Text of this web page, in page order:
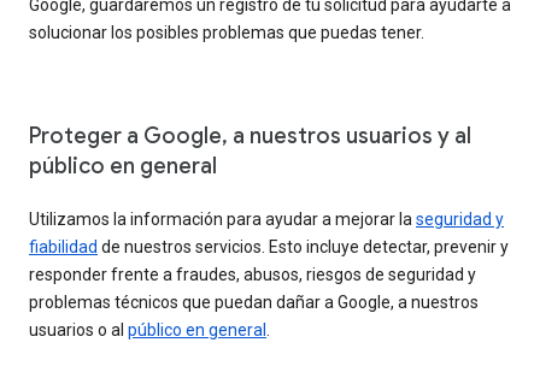
Google, guardaremos un registro de tu solicitud para ayudarte a
solucionar los posibles problemas que puedas tener.
Proteger a Google, a nuestros usuarios y al
público en general
Utilizamos la información para ayudar a mejorar la seguridad y
fiabilidad de nuestros servicios. Esto incluye detectar, prevenir y
responder frente a fraudes, abusos, riesgos de seguridad y
problemas técnicos que puedan dañar a Google, a nuestros
usuarios o al público en general